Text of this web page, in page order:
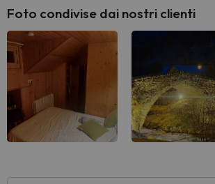
Foto condivise dai nostri clienti